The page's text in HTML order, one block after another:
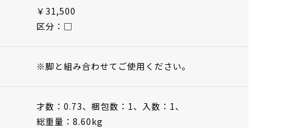
￥31,500
区分：□
※脚と組み合わせてご使用ください。
才数：0.73、 梱包数：1、 入数：1、
総重量：8.60kg